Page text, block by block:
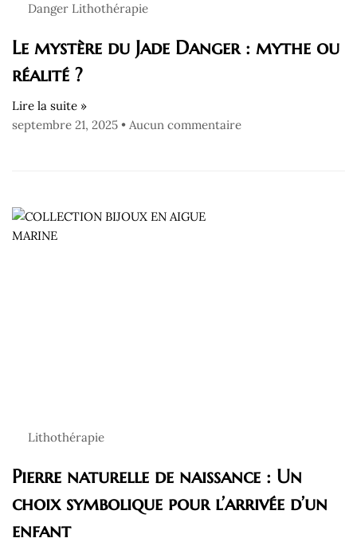
Danger Lithothérapie
Le mystère du Jade Danger : mythe ou
réalité ?
Lire la suite »
septembre 21, 2025
Aucun commentaire
Lithothérapie
Pierre naturelle de naissance : Un
choix symbolique pour l’arrivée d’un
enfant